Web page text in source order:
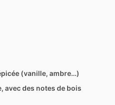
(vanille, ambre…)
avec des notes de bois